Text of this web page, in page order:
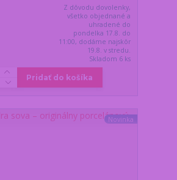
Z dôvodu dovolenky,
všetko objednané a
uhradené do
pondelka 17.8. do
11:00, dodáme najskôr
19.8. v stredu.
Skladom 6 ks
Pridať do košíka
Novinka